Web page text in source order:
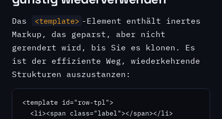
Das <template> -Element enthält inertes
Markup, das geparst, aber nicht
gerendert wird, bis Sie es klonen. Es
ist der effiziente Weg, wiederkehrende
Strukturen auszustanzen:
<template id="row-tpl">
  <li><span class="label"></span></li>